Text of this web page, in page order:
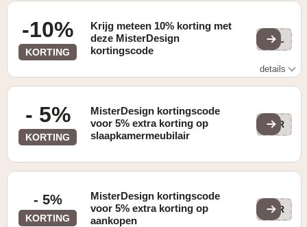
-10%
KORTING
Krijg meteen 10% korting met
deze MisterDesign
kortingscode
SOL
details
- 5%
KORTING
MisterDesign kortingscode
voor 5% extra korting op
slaapkamermeubilair
KOR
- 5%
KORTING
MisterDesign kortingscode
voor 5% extra korting op
aankopen
KOR